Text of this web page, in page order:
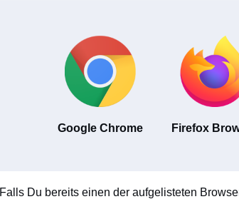
Google Chrome Firefox
Falls Du bereits einen der aufgelisteten